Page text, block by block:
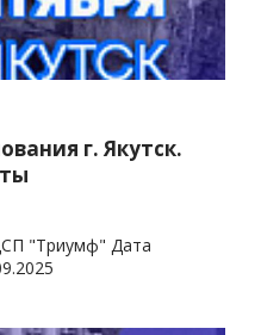
г. Якутск.
"Триумф" Дата